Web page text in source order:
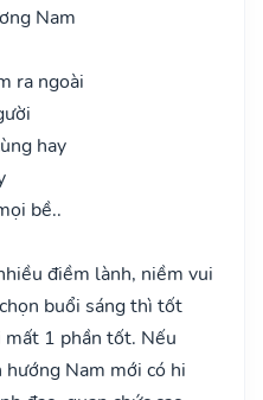
Nam
ra ngoài
hay
bề..
điềm lành, niềm vui
buổi sáng thì tốt
1 phần tốt. Nếu
Nam mới có hi